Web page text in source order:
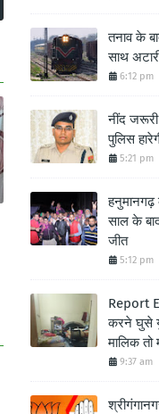
तनाव के
साथ
6:12 pm
नींद जरूरी
पुलिस
5:21 pm
हनुमानगढ़
साल के
जीत
5:12 pm
Report
करने घुसे
मालिक तो
9:37 am